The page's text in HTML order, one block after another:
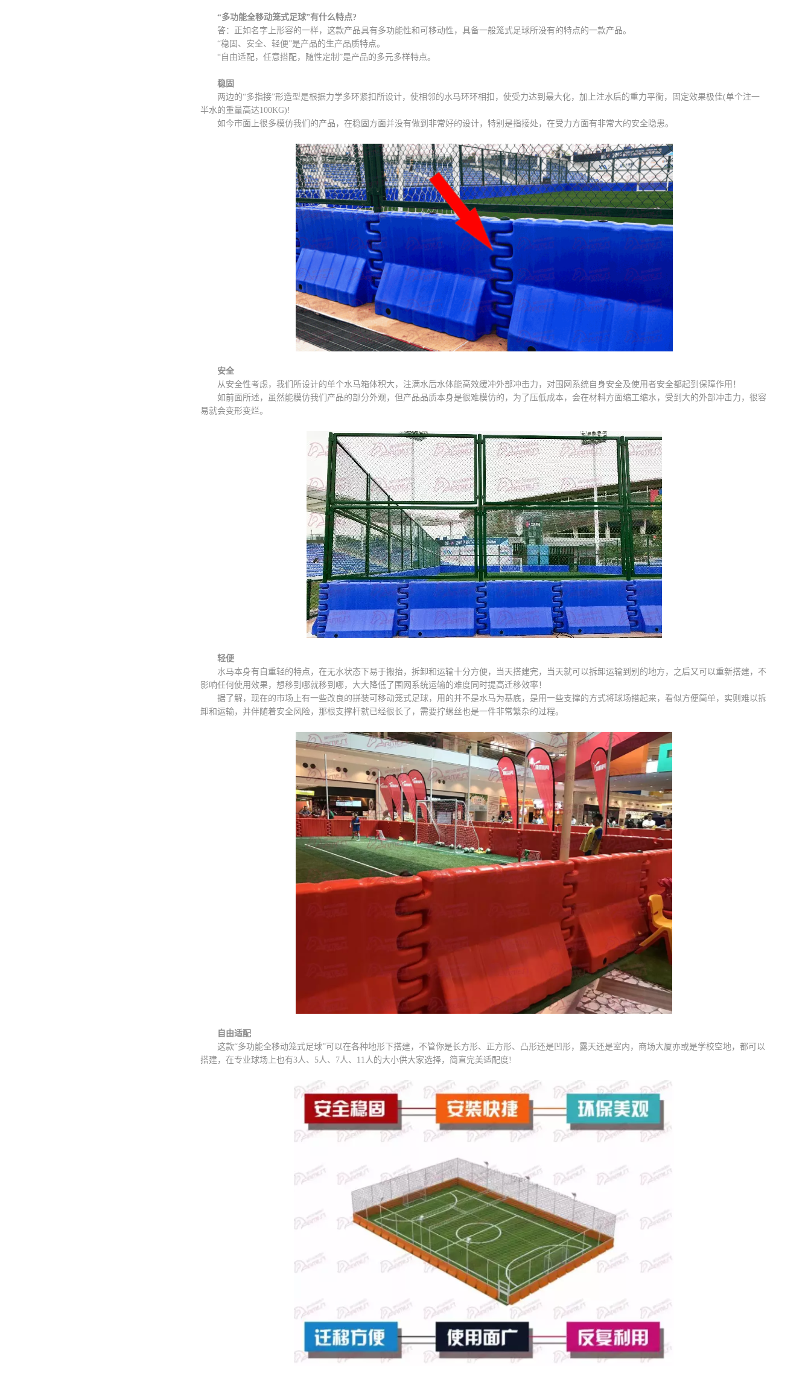
“多功能全移动笼式足球”有什么特点?
答：正如名字上形容的一样，这款产品具有多功能性和可移动性，具备一般笼式足球所没有的特点的一款产品。
“稳固、安全、轻便”是产品的生产品质特点。
“自由适配，任意搭配，随性定制”是产品的多元多样特点。
稳固
两边的“多指接”形造型是根据力学多环紧扣所设计，使相邻的水马环环相扣，使受力达到最大化，加上注水后的重力平衡，固定效果极佳(单个注一
半水的重量高达100KG)!
如今市面上很多模仿我们的产品，在稳固方面并没有做到非常好的设计，特别是指接处，在受力方面有非常大的安全隐患。
安全
从安全性考虑，我们所设计的单个水马箱体积大，注满水后水体能高效缓冲外部冲击力，对围网系统自身安全及使用者安全都起到保障作用！
如前面所述，虽然能模仿我们产品的部分外观，但产品品质本身是很难模仿的，为了压低成本，会在材料方面缩工缩水，受到大的外部冲击力，很容
易就会变形变烂。
轻便
水马本身有自重轻的特点，在无水状态下易于搬抬，拆卸和运输十分方便，当天搭建完，当天就可以拆卸运输到别的地方，之后又可以重新搭建，不
影响任何使用效果，想移到哪就移到哪，大大降低了围网系统运输的难度同时提高迁移效率！
据了解，现在的市场上有一些改良的拼装可移动笼式足球，用的并不是水马为基底，是用一些支撑的方式将球场搭起来，看似方便简单，实则难以拆
卸和运输，并伴随着安全风险，那根支撑杆就已经很长了，需要拧螺丝也是一件非常繁杂的过程。
自由适配
这款“多功能全移动笼式足球”可以在各种地形下搭建，不管你是长方形、正方形、凸形还是凹形，露天还是室内，商场大厦亦或是学校空地，都可以
搭建，在专业球场上也有3人、5人、7人、11人的大小供大家选择，简直完美适配度!